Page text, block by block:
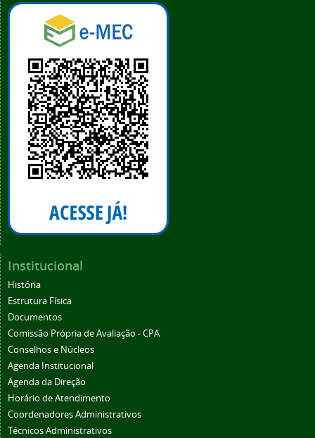
Institucional
História
Estrutura Física
Documentos
Comissão Própria de Avaliação - CPA
Conselhos e Núcleos
Agenda Institucional
Agenda da Direção
Horário de Atendimento
Coordenadores Administrativos
Técnicos Administrativos